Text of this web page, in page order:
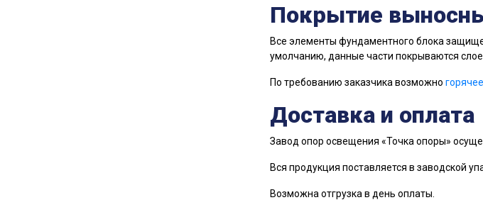
Покрытие
Все элементы фундаментного блока
умолчанию, данные части покрываются
По требованию заказчика возможно
Доставка и оплата
Завод опор освещения «Точка опоры»
Вся продукция поставляется в заводской
Возможна отгрузка в день оплаты.